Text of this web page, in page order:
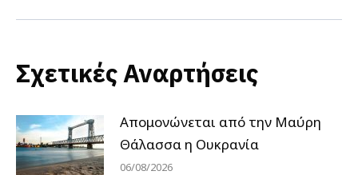
Σχετικές Αναρτήσεις
Απομονώνεται από την Μαύρη
Θάλασσα η Ουκρανία
06/08/2026